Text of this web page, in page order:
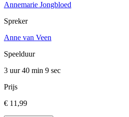
Annemarie Jongbloed
Spreker
Anne van Veen
Speelduur
3 uur 40 min 9 sec
Prijs
€ 11,99